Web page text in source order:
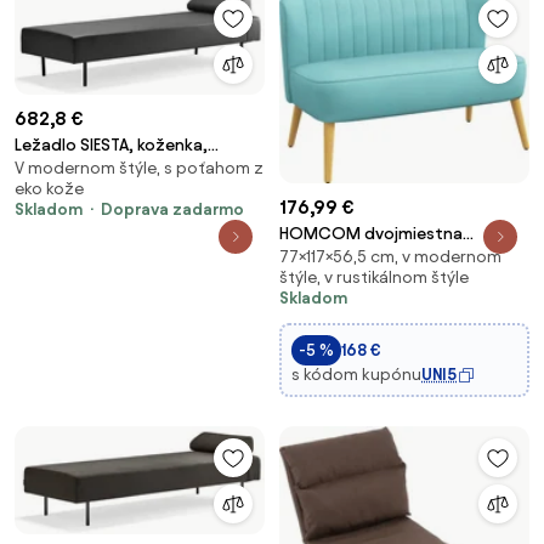
682,8 €
Ležadlo SIESTA, koženka,
antracit
V modernom štýle, s poťahom z
eko kože
Skladom
Doprava zadarmo 176,99 €
HOMCOM dvojmiestna
sedačka v zamatovom vzhľade
— moderná čalúnená sedačka
do obývačky a malých
priestorov, zelená, 117 x 56,5 x
77 cm | Aosom
77×117×56,5 cm, v modernom
štýle, v rustikálnom štýle
Skladom
-5 % 168 €
s kódom kupónuUNI5